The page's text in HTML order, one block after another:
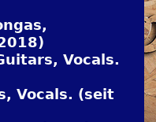
Vocals.
Vocals. (seit